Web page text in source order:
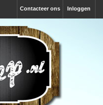
Inloggen
Contacteer ons